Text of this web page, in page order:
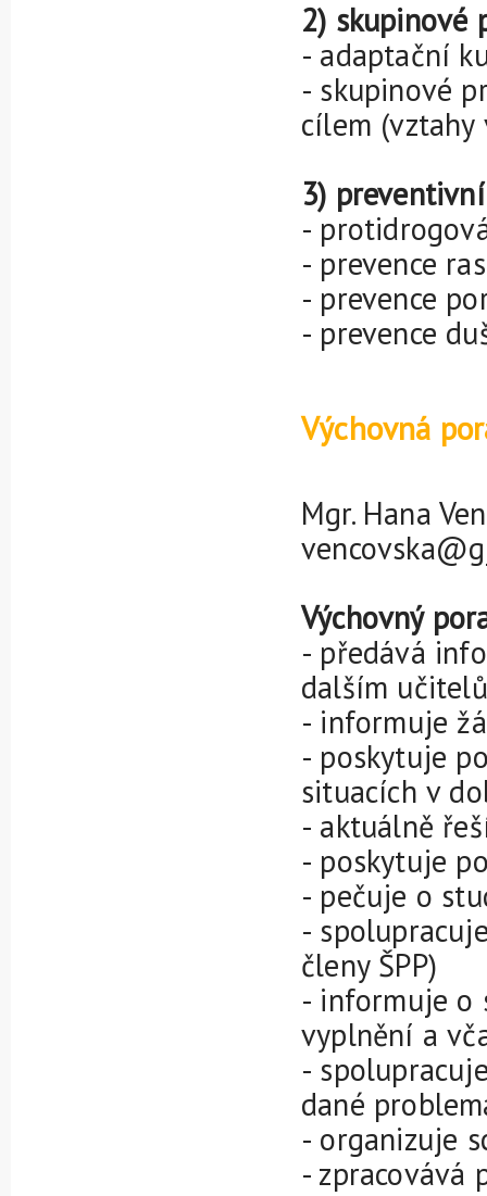
2) skupinové
- adaptační
- skupinové
cílem
3)
-
- prevence
- prevence
- prevence
Výchovná
Mgr. Hana
Výchovný
- předává
dalším
- informuje
- poskytuje
situacích v
- aktuálně
- poskytuje
- pečuje o
-
členy ŠPP)
- informuje o
vyplnění a
-
dané
- organizuje
- zpracovává